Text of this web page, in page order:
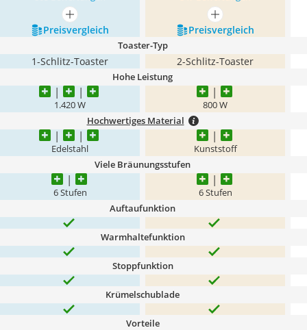
mehr anzeigen
mehr anzeigen
Preis­vergleich
Preis­vergleich
Toaster-Typ
1-Schlitz-Toaster 2-Schlitz-Toaster
Hohe Leistung
1.420 W 800 W
Hochwertiges Material
Edelstahl Kunststoff
Viele Bräunungsstufen
6 Stufen 6 Stufen
Auftaufunktion
Warmhaltefunktion
Stoppfunktion
Krümelschublade
Vorteile